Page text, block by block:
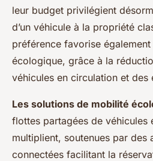
leur budget privilégient
d’un véhicule à la propriété
préférence favorise
écologique, grâce à la
véhicules en circulation et des
Les solutions de mobilité
flottes partagées de véhicules
multiplient, soutenues par des
connectées facilitant la